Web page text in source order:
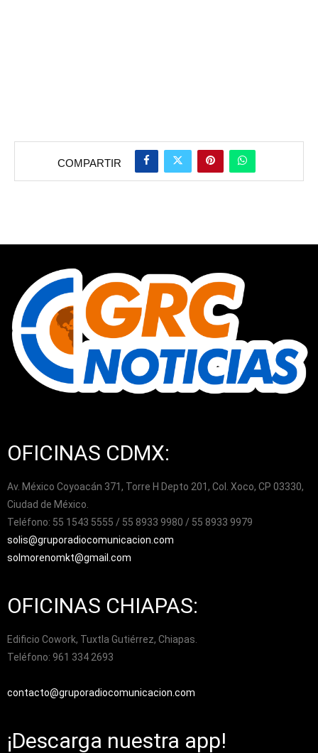
COMPARTIR
OFICINAS CDMX:
Av. México Coyoacán 371, Torre H Depto 201, Col. Xoco, CP 03330,
Ciudad de México.
Teléfono: 55 1543 5555 / 55 8933 9980 / 55 8933 9979
solis@gruporadiocomunicacion.com
solmorenomkt@gmail.com
OFICINAS CHIAPAS:
Edificio Cowork, Tuxtla Gutiérrez, Chiapas.
Teléfono: 961 334 2693
contacto@gruporadiocomunicacion.com
¡Descarga nuestra app!